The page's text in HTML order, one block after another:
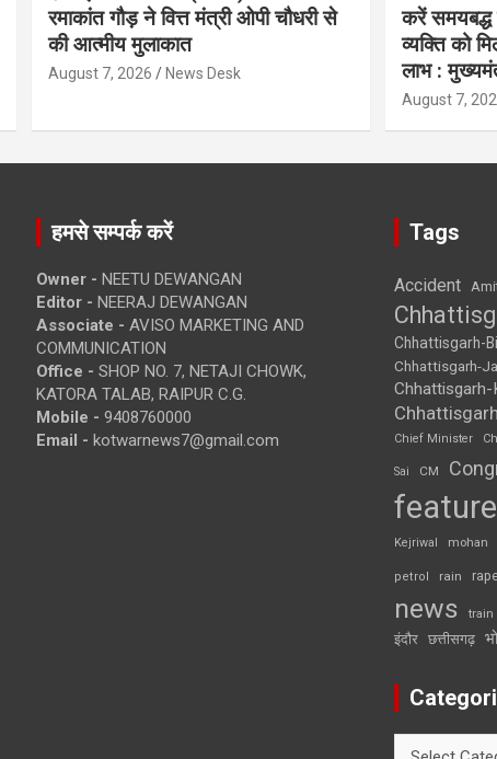
रमाकांत गौड़ ने वित्त मंत्री ओपी चौधरी से
की आत्मीय मुलाकात
August 7, 2026 News Desk
करें समयबद्ध
व्यक्ति को
लाभ :
August 7,
हमसे सम्पर्क करें
Owner - NEETU DEWANGAN
Editor - NEERAJ DEWANGAN
Associate - AVISO MARKETING AND
COMMUNICATION
Office - SHOP NO. 7, NETAJI CHOWK,
KATORA TALAB, RAIPUR C.G.
Mobile - 9408760000
Email - kotwarnews7@gmail.com
Tags
Accident
Chhattisgarh-
Chhattisgarh-
Chhattisgarh-
Chief Minister
Sai CM
Kejriwal mohan
petrol rain
news
train
इंदौर छत्तीसगढ़